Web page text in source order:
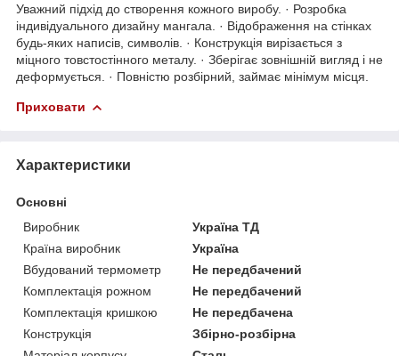
Уважний підхід до створення кожного виробу. · Розробка
індивідуального дизайну мангала. · Відображення на стінках
будь-яких написів, символів. · Конструкція вирізається з
міцного товстостінного металу. · Зберігає зовнішній вигляд і не
деформується. · Повністю розбірний, займає мінімум місця.
Приховати
Характеристики
Основні
Виробник
Україна ТД
Країна виробник
Україна
Вбудований термометр
Не передбачений
Комплектація рожном
Не передбачений
Комплектація кришкою
Не передбачена
Конструкція
Збірно-розбірна